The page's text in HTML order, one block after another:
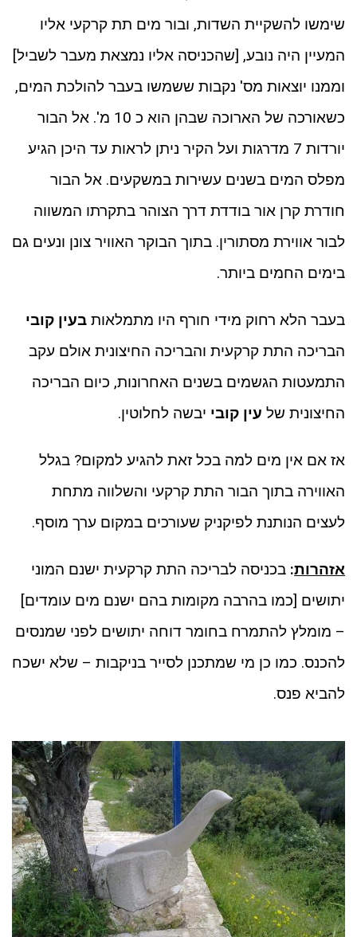
שימשו להשקיית השדות, ובור מים תת קרקעי אליו
המעיין היה נובע, [שהכניסה אליו נמצאת מעבר לשביל]
וממנו יוצאות מס' נקבות ששמשו בעבר להולכת המים,
כשאורכה של הארוכה שבהן הוא כ 10 מ'. אל הבור
יורדות 7 מדרגות ועל הקיר ניתן לראות עד היכן הגיע
מפלס המים בשנים עשירות במשקעים. אל הבור
חודרת קרן אור בודדת דרך הצוהר בתקרתו המשווה
לבור אווירת מסתורין. בתוך הבוקר האוויר צונן ונעים גם
בימים החמים ביותר.
בעבר הלא רחוק מידי חורף היו מתמלאות בעין קובי
הבריכה התת קרקעית והבריכה החיצונית אולם עקב
התמעטות הגשמים בשנים האחרונות, כיום הבריכה
החיצונית של עין קובי יבשה לחלוטין.
אז אם אין מים למה בכל זאת להגיע למקום? בגלל
האווירה בתוך הבור התת קרקעי והשלווה מתחת
לעצים הנותנת לפיקניק שעורכים במקום ערך מוסף.
אזהרות: בכניסה לבריכה התת קרקעית ישנם המוני
יתושים [כמו בהרבה מקומות בהם ישנם מים עומדים]
– מומלץ להתמרח בחומר דוחה יתושים לפני שמנסים
להכנס. כמו כן מי שמתכנן לסייר בניקבות – שלא ישכח
להביא פנס.